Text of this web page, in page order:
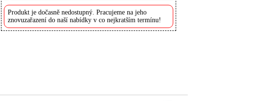
Produkt je dočasně nedostupný. Pracujeme na jeho
znovuzařazení do naší nabídky v co nejkratším termínu!